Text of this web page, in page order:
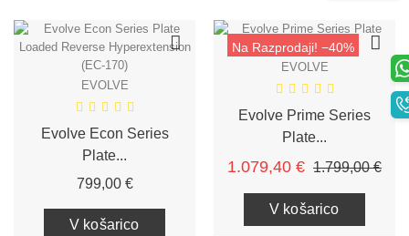
EVOLVE
Evolve Econ Series
Plate...
799,00 €Cena
V košarico
Na Razprodaji! −40%
EVOLVE
Evolve Prime Series
Plate...
1.079,40 € Redna cena
1.799,00 €
V košarico